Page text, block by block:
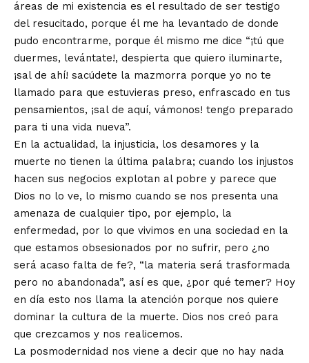
áreas de mi existencia es el resultado de ser testigo
del resucitado, porque él me ha levantado de donde
pudo encontrarme, porque él mismo me dice “¡tú que
duermes, levántate!, despierta que quiero iluminarte,
¡sal de ahí! sacúdete la mazmorra porque yo no te
llamado para que estuvieras preso, enfrascado en tus
pensamientos, ¡sal de aquí, vámonos! tengo preparado
para ti una vida nueva”.
En la actualidad, la injusticia, los desamores y la
muerte no tienen la última palabra; cuando los injustos
hacen sus negocios explotan al pobre y parece que
Dios no lo ve, lo mismo cuando se nos presenta una
amenaza de cualquier tipo, por ejemplo, la
enfermedad, por lo que vivimos en una sociedad en la
que estamos obsesionados por no sufrir, pero ¿no
será acaso falta de fe?, “la materia será trasformada
pero no abandonada”, así es que, ¿por qué temer? Hoy
en día esto nos llama la atención porque nos quiere
dominar la cultura de la muerte. Dios nos creó para
que crezcamos y nos realicemos.
La posmodernidad nos viene a decir que no hay nada